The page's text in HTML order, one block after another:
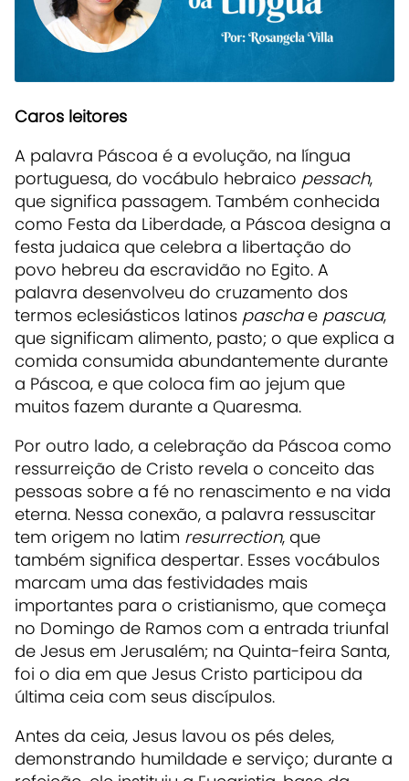
Caros leitores
A palavra Páscoa é a evolução, na língua
portuguesa, do vocábulo hebraico pessach,
que significa passagem. Também conhecida
como Festa da Liberdade, a Páscoa designa a
festa judaica que celebra a libertação do
povo hebreu da escravidão no Egito. A
palavra desenvolveu do cruzamento dos
termos eclesiásticos latinos paschae pascua,
que significam alimento, pasto; o que explica a
comida consumida abundantemente durante
a Páscoa, e que coloca fim ao jejum que
muitos fazem durante a Quaresma.
Por outro lado, a celebração da Páscoa como
ressurreição de Cristo revela o conceito das
pessoas sobre a fé no renascimento e na vida
eterna. Nessa conexão, a palavra ressuscitar
tem origem no latim resurrection, que
também significa despertar. Esses vocábulos
marcam uma das festividades mais
importantes para o cristianismo, que começa
no Domingo de Ramos com a entrada triunfal
de Jesus em Jerusalém; na Quinta-feira Santa,
foi o dia em que Jesus Cristo participou da
última ceia com seus discípulos.
Antes da ceia, Jesus lavou os pés deles,
demonstrando humildade e serviço; durante a